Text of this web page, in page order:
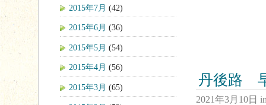
丹後路
2021年3月10日
2015年7月 (42)
2015年6月 (36)
2015年5月 (54)
2015年4月 (56)
2015年3月 (65)